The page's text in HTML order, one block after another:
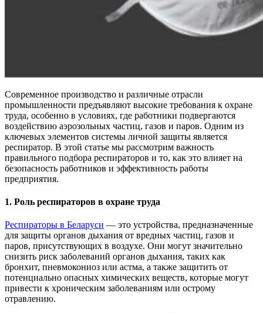
Современное производство и различные отрасли
промышленности предъявляют высокие требования к охране
труда, особенно в условиях, где работники подвергаются
воздействию аэрозольных частиц, газов и паров. Одним из
ключевых элементов системы личной защиты является
респиратор. В этой статье мы рассмотрим важность
правильного подбора респираторов и то, как это влияет на
безопасность работников и эффективность работы
предприятия.
1. Роль респираторов в охране труда
Респираторы в Беларуси — это устройства, предназначенные
для защиты органов дыхания от вредных частиц, газов и
паров, присутствующих в воздухе. Они могут значительно
снизить риск заболеваний органов дыхания, таких как
бронхит, пневмокониоз или астма, а также защитить от
потенциально опасных химических веществ, которые могут
привести к хроническим заболеваниям или острому
отравлению.